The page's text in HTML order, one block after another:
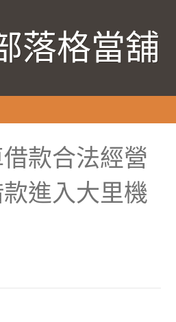
落格當舖
款合法經營
進入大里機